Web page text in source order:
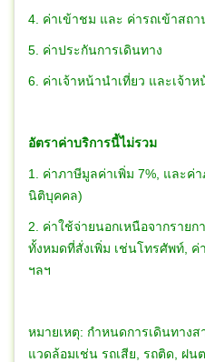
4. ค่าเข้าชม และ ค่ารถเข้าสถ
5. ค่าประกันการเดินทาง
6. ค่าเจ้าหน้านำเที่ยว และเจ้าห
อัตราค่าบริการนี้ไม่รวม
1. ค่าภาษีมูลค่าเพิ่ม 7%, และค่
นิติบุคคล)
2. ค่าใช้จ่ายนอกเหนือจากรายก
ทั้งหมดที่สั่งเพิ่ม เช่นโทรศัพท์,
ฯลฯ
หมายเหตุ: กำหนดการเดินทาง
แวดล้อมเช่น รถเสีย, รถติด, ฝ